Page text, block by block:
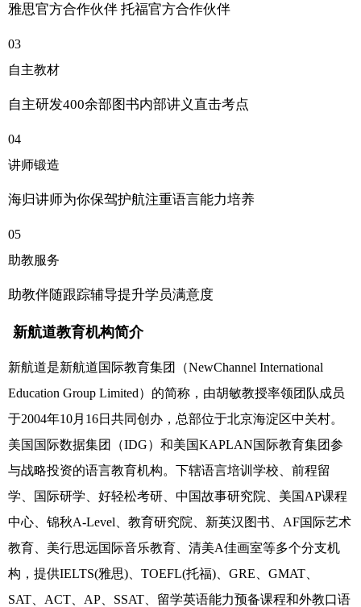
雅思官方合作伙伴 托福官方合作伙伴
03
自主教材
自主研发400余部图书内部讲义直击考点
04
讲师锻造
海归讲师为你保驾护航注重语言能力培养
05
助教服务
助教伴随跟踪辅导提升学员满意度
新航道教育机构简介
新航道是新航道国际教育集团（NewChannel International
Education Group Limited）的简称，由胡敏教授率领团队成员
于2004年10月16日共同创办，总部位于北京海淀区中关村。
美国国际数据集团（IDG）和美国KAPLAN国际教育集团参
与战略投资的语言教育机构。下辖语言培训学校、前程留
学、国际研学、好轻松考研、中国故事研究院、美国AP课程
中心、锦秋A-Level、教育研究院、新英汉图书、AF国际艺术
教育、美行思远国际音乐教育、清美A佳画室等多个分支机
构，提供IELTS(雅思)、TOEFL(托福)、GRE、GMAT、
SAT、ACT、AP、SSAT、留学英语能力预备课程和外教口语